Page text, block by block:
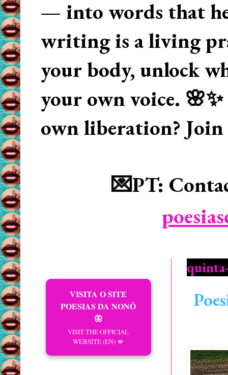
— into words that
writing is a living
your body, unlock
your own voice.
own liberation? Join
💌PT:
VISITA O SITE
POESIAS DA NONÔ
🦋
VISIT THE OFFICIAL
WEBSITE (EN) 💋